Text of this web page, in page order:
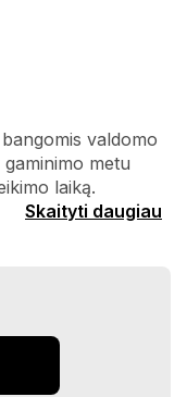
valdomo
metu
laiką.
Skaityti daugiau